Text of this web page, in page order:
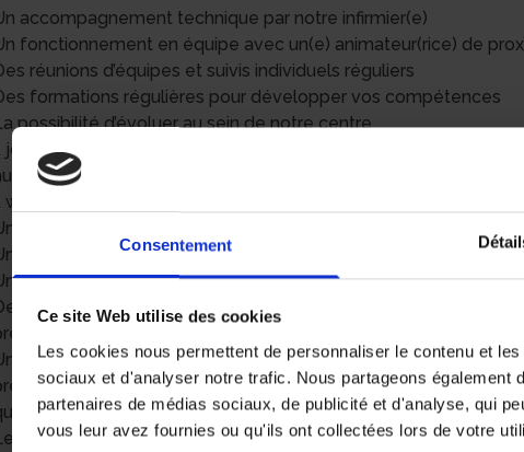
Consentement
Ce site Web utilise des cookies
Les cookies nous permettent de personnaliser le contenu et
sociaux et d'analyser notre trafic. Nous partageons
partenaires de médias sociaux, de publicité et d'analyse, qui
vous leur avez fournies ou qu'ils ont collectées lors de votre
accompagnement technique par notre infirmier(e)
fonctionnement en équipe avec un(e) animateur(rice) de
réunions d’équipes et suivis individuels réguliers
formations régulières pour développer vos compétences
possibilité d’évoluer au sein de notre centre
jour de repos fixe dans la semaine défini avec vous afin de
mieux à vos contraintes personnelles
week-end sur 2 non travaillé
mutuelle d’entreprise et congés payés
rémunération horaire entre 11,88 € et 12,11 € brut
majoration de 25% les dimanches et jours fériés
primes mensuelles et annuelles selon assiduité et qualité des
CE externalisé permettant de bénéficier de réductions et de
sur les loisirs, voyages et courses alimentaires
prêt d’un véhicule de société ou le remboursement des frais